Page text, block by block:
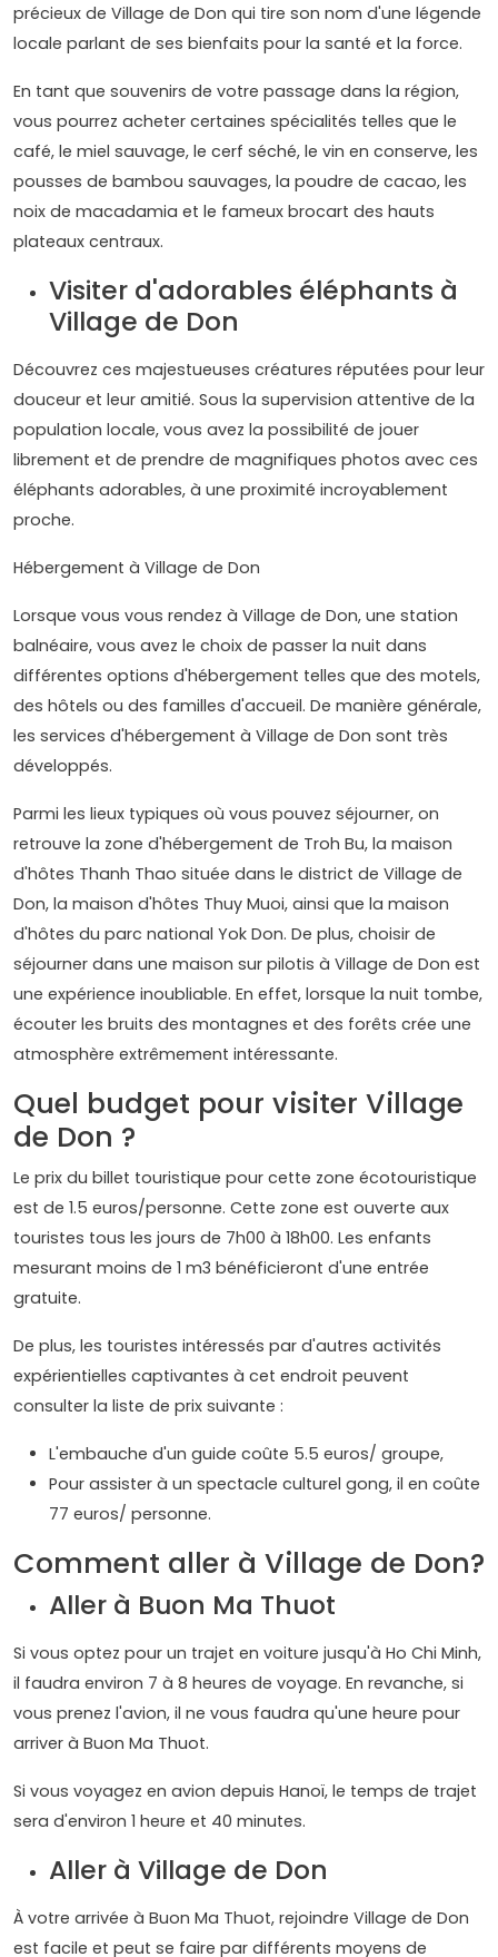
précieux de Village de Don qui tire son nom d'une légende
locale parlant de ses bienfaits pour la santé et la force.
En tant que souvenirs de votre passage dans la région,
vous pourrez acheter certaines spécialités telles que le
café, le miel sauvage, le cerf séché, le vin en conserve, les
pousses de bambou sauvages, la poudre de cacao, les
noix de macadamia et le fameux brocart des hauts
plateaux centraux.
Visiter d'adorables éléphants à
Village de Don
Découvrez ces majestueuses créatures réputées pour leur
douceur et leur amitié. Sous la supervision attentive de la
population locale, vous avez la possibilité de jouer
librement et de prendre de magnifiques photos avec ces
éléphants adorables, à une proximité incroyablement
proche.
Hébergement à Village de Don
Lorsque vous vous rendez à Village de Don, une station
balnéaire, vous avez le choix de passer la nuit dans
différentes options d'hébergement telles que des motels,
des hôtels ou des familles d'accueil. De manière générale,
les services d'hébergement à Village de Don sont très
développés.
Parmi les lieux typiques où vous pouvez séjourner, on
retrouve la zone d'hébergement de Troh Bu, la maison
d'hôtes Thanh Thao située dans le district de Village de
Don, la maison d'hôtes Thuy Muoi, ainsi que la maison
d'hôtes du parc national Yok Don. De plus, choisir de
séjourner dans une maison sur pilotis à Village de Don est
une expérience inoubliable. En effet, lorsque la nuit tombe,
écouter les bruits des montagnes et des forêts crée une
atmosphère extrêmement intéressante.
Quel budget pour visiter Village
de Don ?
Le prix du billet touristique pour cette zone écotouristique
est de 1.5 euros/personne. Cette zone est ouverte aux
touristes tous les jours de 7h00 à 18h00. Les enfants
mesurant moins de 1 m3 bénéficieront d'une entrée
gratuite.
De plus, les touristes intéressés par d'autres activités
expérientielles captivantes à cet endroit peuvent
consulter la liste de prix suivante :
L'embauche d'un guide coûte 5.5 euros/ groupe,
Pour assister à un spectacle culturel gong, il en coûte
77 euros/ personne.
Comment aller à Village de Don?
Aller à Buon Ma Thuot
Si vous optez pour un trajet en voiture jusqu'à Ho Chi Minh,
il faudra environ 7 à 8 heures de voyage. En revanche, si
vous prenez l'avion, il ne vous faudra qu'une heure pour
arriver à Buon Ma Thuot.
Si vous voyagez en avion depuis Hanoï, le temps de trajet
sera d'environ 1 heure et 40 minutes.
Aller à Village de Don
À votre arrivée à Buon Ma Thuot, rejoindre Village de Don
est facile et peut se faire par différents moyens de